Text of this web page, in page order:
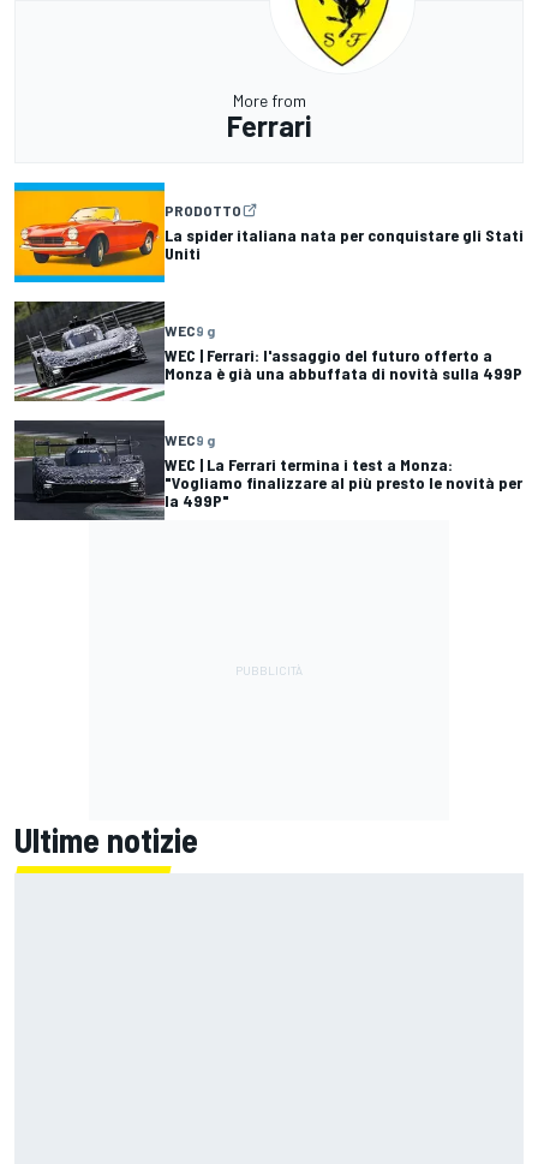
More from
Ferrari
PRODOTTO
La spider italiana nata per conquistare gli Stati
Uniti
WEC9 g
WEC | Ferrari: l'assaggio del futuro offerto a
Monza è già una abbuffata di novità sulla 499P
WEC9 g
WEC | La Ferrari termina i test a Monza:
"Vogliamo finalizzare al più presto le novità per
la 499P"
Ultime notizie